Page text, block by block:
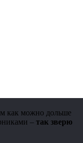
как можно дольше
– так зверю